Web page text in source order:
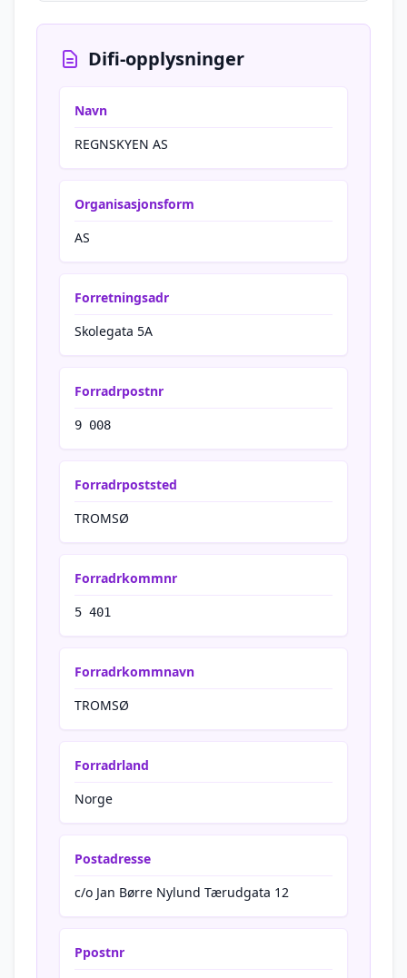
Difi-opplysninger
Navn
REGNSKYEN AS
Organisasjonsform
AS
Forretningsadr
Skolegata 5A
Forradrpostnr
9 008
Forradrpoststed
TROMSØ
Forradrkommnr
5 401
Forradrkommnavn
TROMSØ
Forradrland
Norge
Postadresse
c/o Jan Børre Nylund Tærudgata 12
Ppostnr